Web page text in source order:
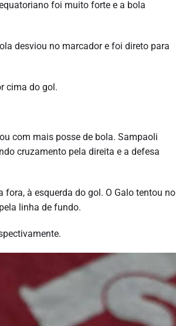
foi muito forte e a bola
desviou no marcador e foi direto para
cima do gol.
com mais posse de bola. Sampaoli
cruzamento pela direita e a defesa
à esquerda do gol. O Galo tentou no
linha de fundo.